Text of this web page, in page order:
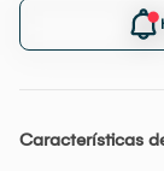
Características